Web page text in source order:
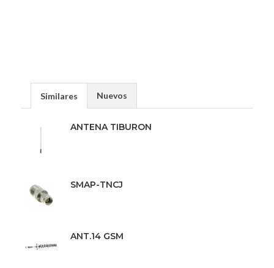
Similares Nuevos
ANTENA TIBURON
SMAP-TNCJ
ANT.14 GSM